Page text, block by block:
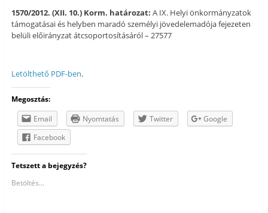
1570/2012. (XII. 10.) Korm. határozat: A IX. Helyi önkormányzatok
támogatásai és helyben maradó személyi jövedelemadója fejezeten
belüli előirányzat átcsoportosításáról – 27577
Letölthető PDF-ben.
Megosztás:
Email
Nyomtatás Twitter
Google
Facebook
Tetszett a bejegyzés?
Betöltés...